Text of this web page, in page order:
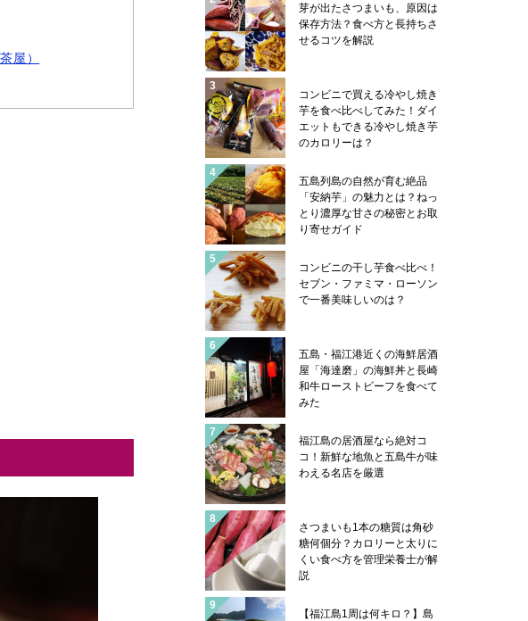
屋）
芽が出たさつまいも、原因は
保存方法？食べ方と長持ちさ
せるコツを解説
コンビニで買える冷やし焼き
芋を食べ比べしてみた！ダイ
エットもできる冷やし焼き芋
のカロリーは？
五島列島の自然が育む絶品
「安納芋」の魅力とは？ねっ
とり濃厚な甘さの秘密とお取
り寄せガイド
コンビニの干し芋食べ比べ！
セブン・ファミマ・ローソン
で一番美味しいのは？
五島・福江港近くの海鮮居酒
屋「海達磨」の海鮮丼と長崎
和牛ローストビーフを食べて
みた
福江島の居酒屋なら絶対コ
コ！新鮮な地魚と五島牛が味
わえる名店を厳選
さつまいも1本の糖質は角砂
糖何個分？カロリーと太りに
くい食べ方を管理栄養士が解
説
【福江島1周は何キロ？】島